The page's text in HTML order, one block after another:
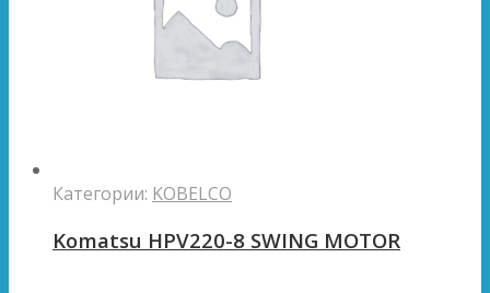
Категории: KOBELCO
Komatsu HPV220-8 SWING MOTOR